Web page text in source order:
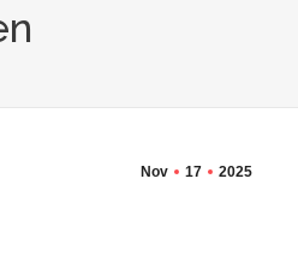
Nov 17 2025